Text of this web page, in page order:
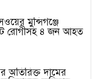
মুন্সিগঞ্জে
রোগীসহ ৪ জন আহত
অতিরিক্ত দামের